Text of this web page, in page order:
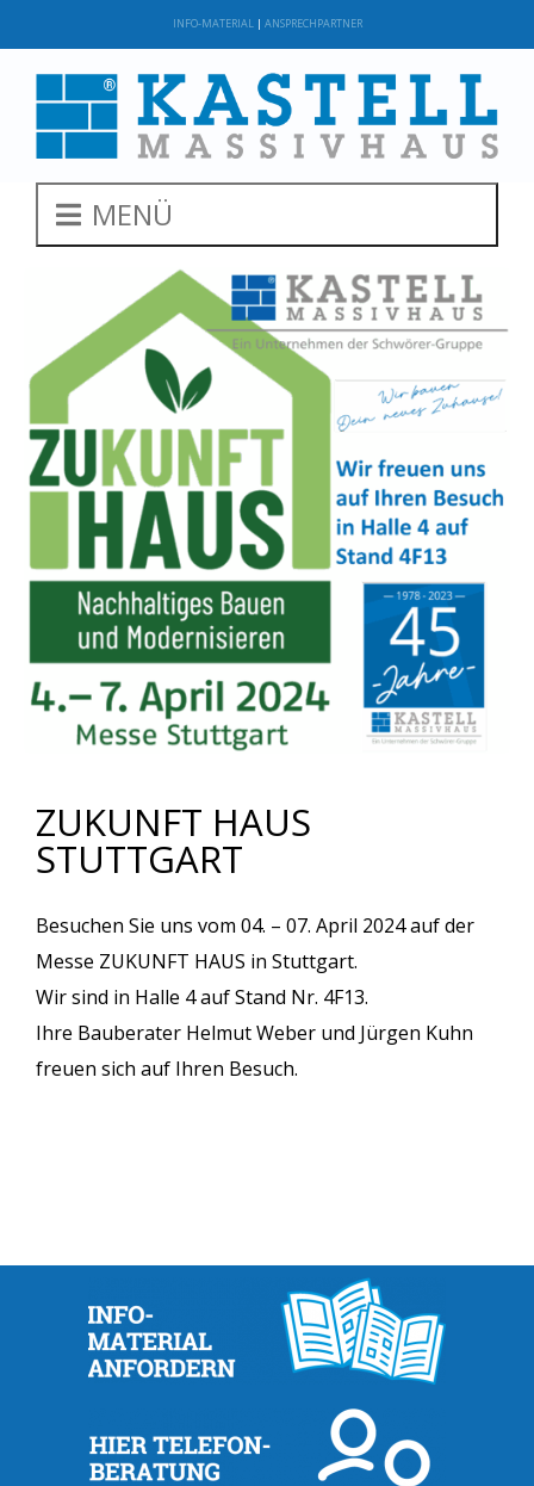
INFO-MATERIAL| ANSPRECHPARTNER
MENÜ
ZUKUNFT HAUS
STUTTGART
Besuchen Sie uns vom 04. – 07. April 2024 auf der
Messe ZUKUNFT HAUS in Stuttgart.
Wir sind in Halle 4 auf Stand Nr. 4F13.
Ihre Bauberater Helmut Weber und Jürgen Kuhn
freuen sich auf Ihren Besuch.